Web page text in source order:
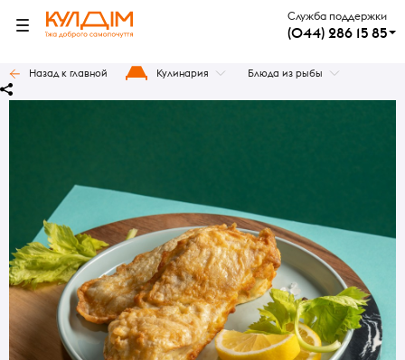
Служба поддержки
(044) 286 15 85
Назад к главной Кулинария Блюда из рыбы